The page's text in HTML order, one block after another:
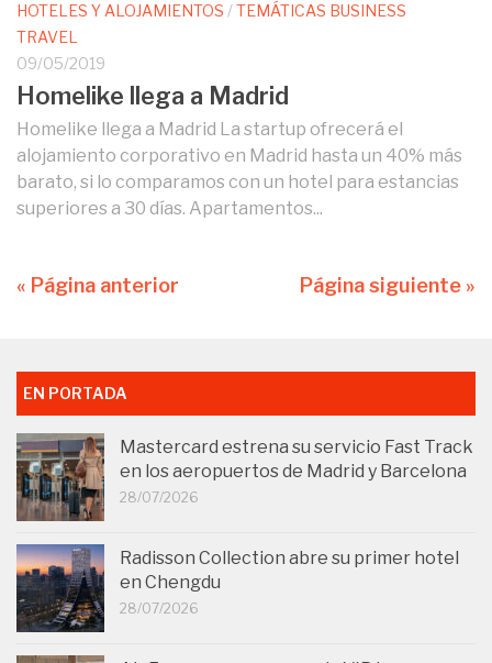
HOTELES Y ALOJAMIENTOS /TEMÁTICAS BUSINESS
TRAVEL
09/05/2019
Homelike llega a Madrid
Homelike llega a Madrid La startup ofrecerá el
alojamiento corporativo en Madrid hasta un 40% más
barato, si lo comparamos con un hotel para estancias
superiores a 30 días. Apartamentos...
« Página anterior Página siguiente »
EN PORTADA
Mastercard estrena su servicio Fast Track
en los aeropuertos de Madrid y Barcelona
28/07/2026
Radisson Collection abre su primer hotel
en Chengdu
28/07/2026